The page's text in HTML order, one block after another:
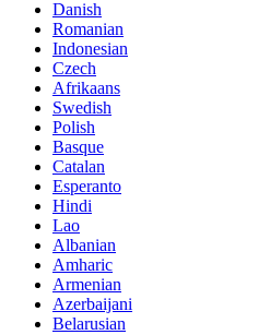
Danish
Romanian
Indonesian
Czech
Afrikaans
Swedish
Polish
Basque
Catalan
Esperanto
Hindi
Lao
Albanian
Amharic
Armenian
Azerbaijani
Belarusian